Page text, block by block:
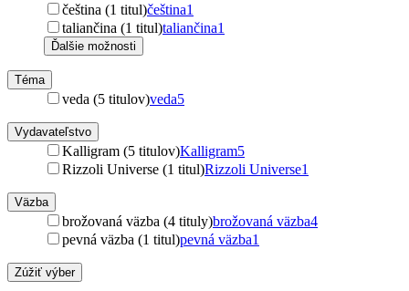
čeština (1 titul)čeština1
taliančina (1 titul)taliančina1
Ďalšie možnosti
Téma
veda (5 titulov)veda5
Vydavateľstvo
Kalligram (5 titulov)Kalligram5
Rizzoli Universe (1 titul)Rizzoli Universe1
Väzba
brožovaná väzba (4 tituly)brožovaná väzba4
pevná väzba (1 titul)pevná väzba1
Zúžiť výber